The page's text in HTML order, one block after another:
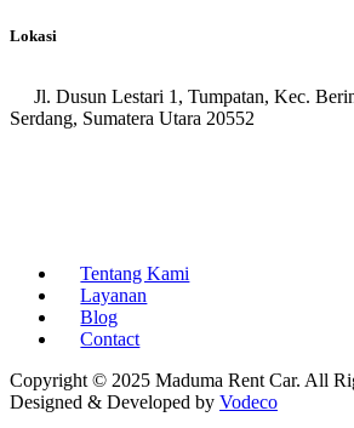
Lokasi
Jl. Dusun Lestari 1, Tumpatan, Kec.
Serdang, Sumatera Utara 20552
Tentang Kami
Layanan
Blog
Contact
Copyright © 2025 Maduma Rent Car. All
Designed & Developed by Vodeco